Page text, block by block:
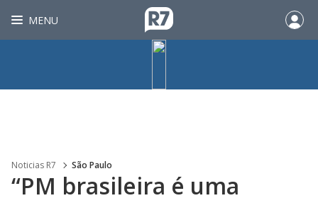
MENU
Noticias R7 São Paulo
“PM brasileira é uma